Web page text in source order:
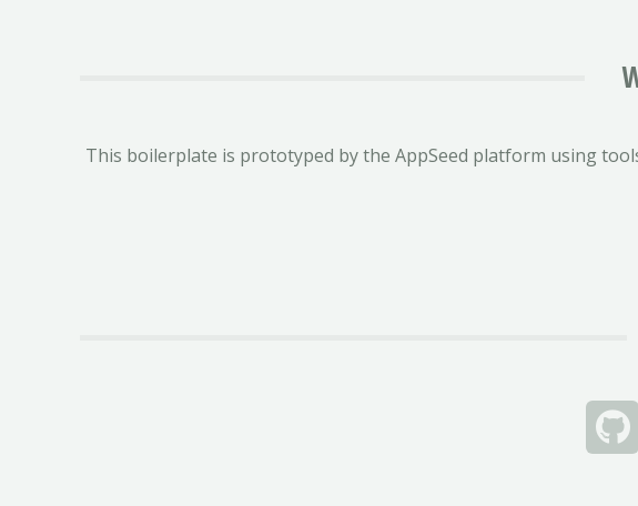
This boilerplate is prototyped by the AppSeed platform using